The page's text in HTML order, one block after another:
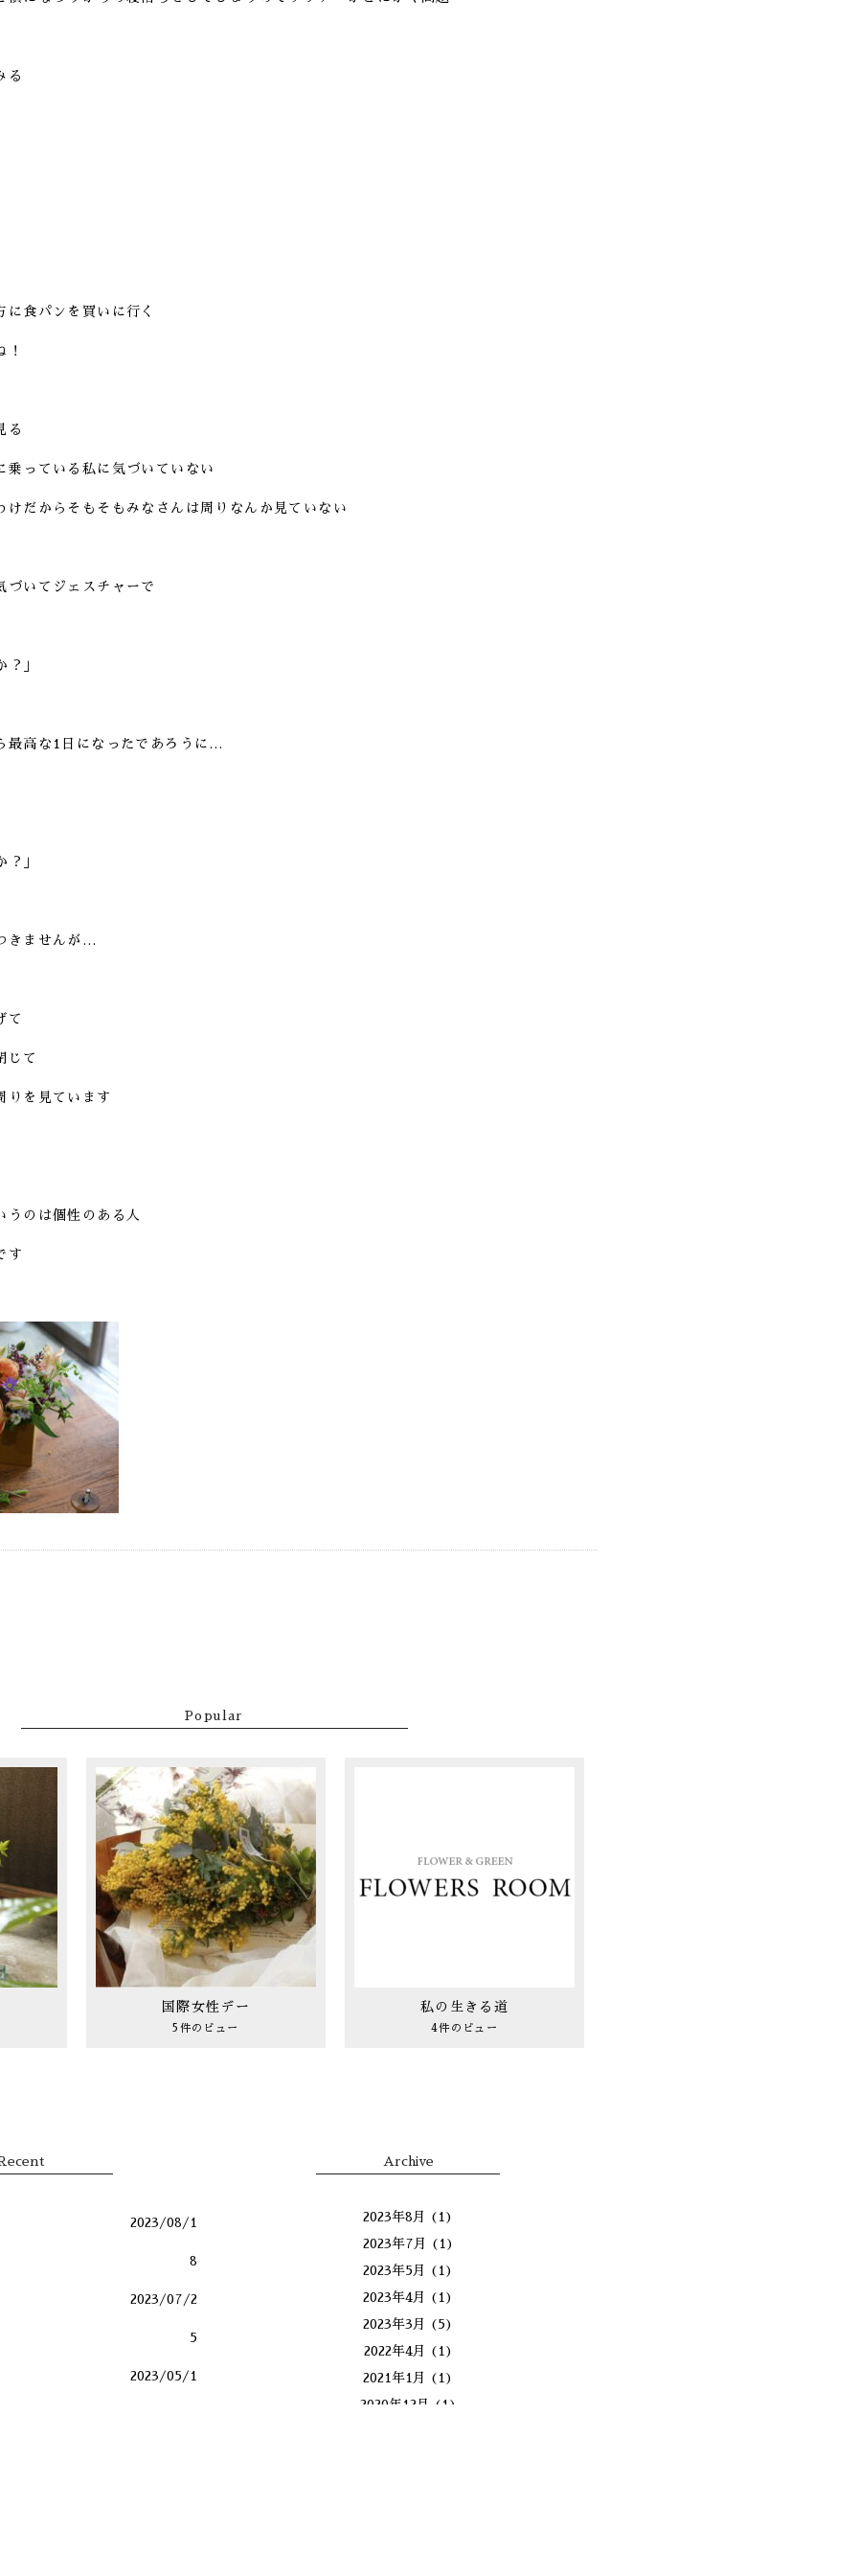
る
食パンを買いに行く
！
る
乗っている私に気づいていない
けだからそもそもみなさんは周りなんか見ていない
づいてジェスチャーで
？」
最高な1日になったであろうに…
？」
きませんが…
て
じて
りを見ています
うのは個性のある人
す
Popular
国際女性デー
5件のビュー
私の生きる道
4件のビュー
2023/08/1
8
2023/07/2
5
2023/05/1
Archive
2023年8月
(1)
2023年7月
(1)
2023年5月
(1)
2023年4月
(1)
2023年3月
(5)
2022年4月
(1)
2021年1月
(1)
2020年12月
(1)